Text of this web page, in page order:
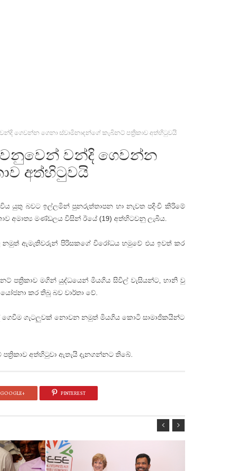
ගෙවන්න ගෙනා ස්වාමිනාදන්ගේ කැබිනට් පත්‍රිකාව අත්හිටුවයි
වන්දි ගෙවන්න
අත්හිටුවයි
යුතු බවට ඉල්ලමින් පුනරුත්තාපන හා නැවත පදිංචි කිරිමේ
අමාත්‍ය මණ්ඩලය විසින් ඊයේ (19) අත්හිටවනු ලැබීය.
නමුත් ඇමැතිවරුන් පිරිසකගේ විරෝධය හමුවේ එය ඉවත් කර
පත්‍රිකාව මගින් යුද්ධයෙන් මියගිය සිවිල් වැසියන්ට, හානි වු
කර තිබු බව වාර්තා වේ.
ගෙවීම ගැටලුවක් නොවන නමුත් මියගිය කොටි සාමාජිකයින්ට
අත්හිටුවා ඇතැයි දැනගන්නට තිබේ.
GOOGLE+ PINTEREST